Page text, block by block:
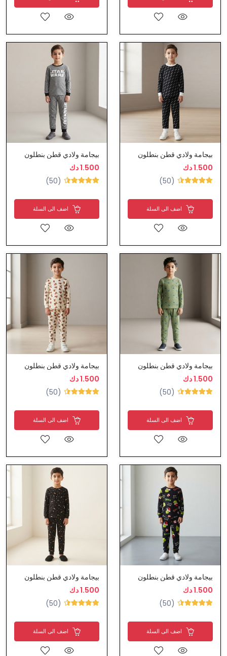
بيجامة ولادي قطن بنطلون
1.500 دك
(50)
اضف الى السلة
بيجامة ولادي قطن بنطلون
1.500 دك
(50)
اضف الى السلة
بيجامة ولادي قطن بنطلون
1.500 دك
(50)
اضف الى السلة
بيجامة ولادي قطن بنطلون
1.500 دك
(50)
اضف الى السلة
بيجامة ولادي قطن بنطلون
1.500 دك
(50)
اضف الى السلة
بيجامة ولادي قطن بنطلون
1.500 دك
(50)
اضف الى السلة